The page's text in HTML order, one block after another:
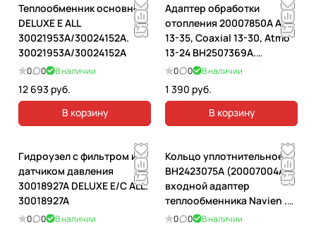
Теплообменник основной
DELUXE Е ALL
30021953A/30024152A.
30021953A/30024152A
0 0 В наличии
12 693 руб.
В корзину
Адаптер обработки
отопления 20007850A Ace
13-35, Coaxial 13-30, Atmo
13-24 ВН2507369А.
20007850A
0 0 В наличии
1 390 руб.
В корзину
Гидроузел с фильтром и
датчиком давления
30018927A DELUXE E/C ALL.
30018927A
0 0 В наличии
Кольцо уплотнительное
ВН2423075А (20007004А)
входной адаптер
теплообменника Navien .
20007004А
0 0 В наличии